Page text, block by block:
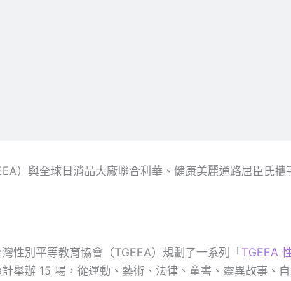
）與全球日消品大廠聯合利華、健康美麗通路屈臣氏攜
性別平等教育協會（TGEEA）規劃了一系列「 TGEEA
舉辦 15 場，從運動、藝術、法律、童書、靈異故事、自